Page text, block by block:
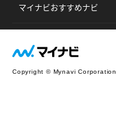
マイナビおすすめナビ
Copyright © Mynavi Corporation